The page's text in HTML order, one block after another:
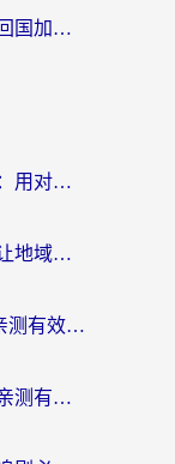
海外党别再踩坑免费代理！2026回国加速器全攻略：从选线到避坑，无缝访问国内资源
在国外怎么听酷我？留学生亲测：用对加速器就能畅听国内音乐听书
在国外如何看国内的电视剧？别让地域限制成为追剧路上的绊脚石
在国外如何看B站视频？留学生亲测有效的回国加速器选择指南
网易云音乐国外怎么下？海外党亲测有效的回国加速器指南